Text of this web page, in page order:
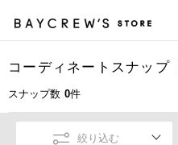
コーディネートスナップ
スナップ数 0件
絞り込む